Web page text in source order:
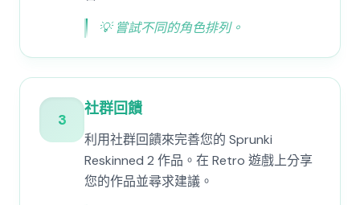
💡 嘗試不同的角色排列。
3
社群回饋
利用社群回饋來完善您的 Sprunki
Reskinned 2 作品。在 Retro 遊戲上分享
您的作品並尋求建議。